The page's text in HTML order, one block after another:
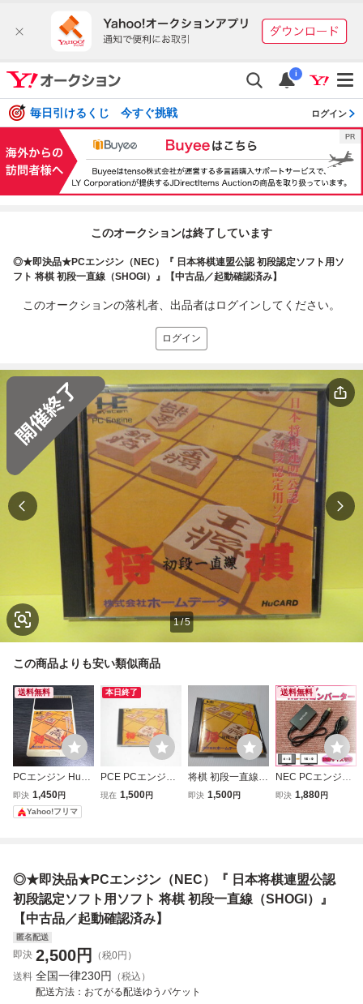
i
毎日引けるくじ 今すぐ挑戦 ログイン
このオークションは終了しています
◎★即決品★PCエンジン（NEC）『 日本将棋連盟公認 初段認定ソフト用ソ
フト 将棋 初段一直線（SHOGI）』【中古品／起動確認済み】
このオークションの落札者、出品者はログインしてください。
ログイン
1/5
この商品よりも安い類似商品
送料無料
PCエンジン HuC
ARD 将棋 初段一
直線 日本将棋連盟
公認
即決 1,450円
Yahoo!フリマ
本日終了
PCE PCエンジン
ソフト 将棋 初段
現在 1,500円
将棋 初段一直線 P
Cエンジン PCE
即決 1,500円
送料無料
NEC PCエンジン
コアグラフィック
即決 1,880円
◎★即決品★PCエンジン（NEC）『 日本将棋連盟公認
初段認定ソフト用ソフト 将棋 初段一直線（SHOGI）』
【中古品／起動確認済み】
匿名配送
即決 2,500円
（税0円）
送料 全国一律230円
（税込）
配送方法
おてがる配送ゆうパケット